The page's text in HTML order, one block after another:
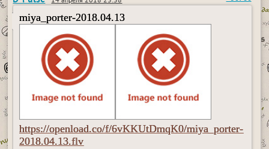
miya_porter-2018.04.13
https://openload.co/f/6vKKUtDmqK0/miya_porter-
2018.04.13.flv